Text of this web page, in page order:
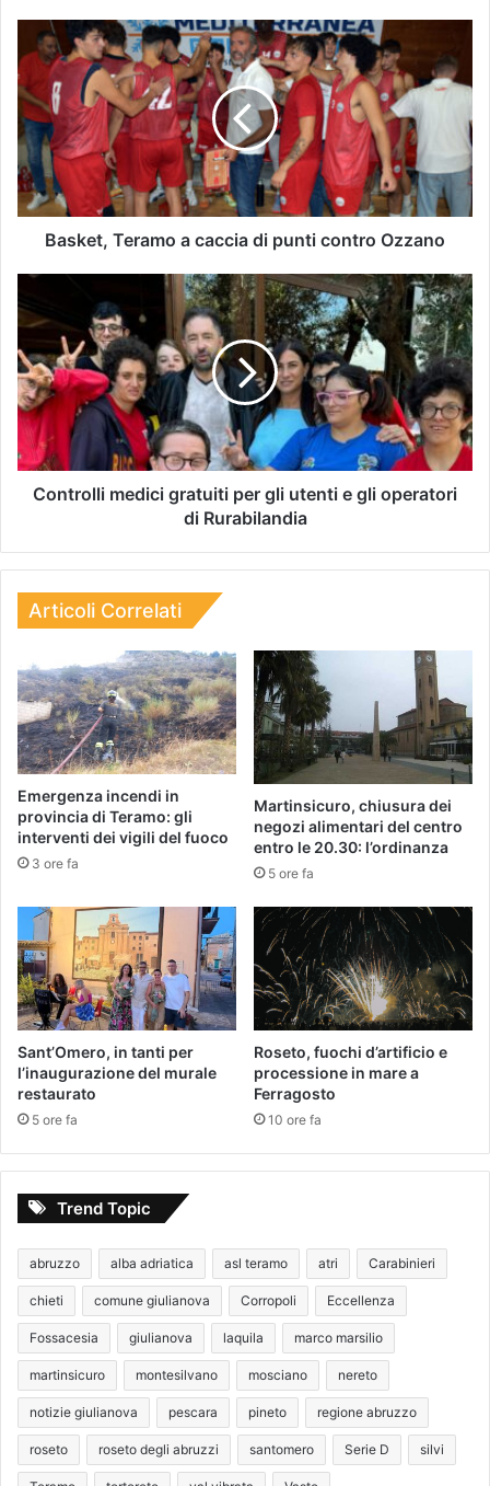
Basket, Teramo a caccia di punti contro Ozzano
Controlli medici gratuiti per gli utenti e gli operatori
di Rurabilandia
Articoli Correlati
Emergenza incendi in
provincia di Teramo: gli
interventi dei vigili del fuoco
3 ore fa
Martinsicuro, chiusura dei
negozi alimentari del centro
entro le 20.30: l’ordinanza
5 ore fa
Sant’Omero, in tanti per
l’inaugurazione del murale
restaurato
5 ore fa
Roseto, fuochi d’artificio e
processione in mare a
Ferragosto
10 ore fa
Trend Topic
abruzzo alba adriatica asl teramo atri Carabinieri
chieti comune giulianova Corropoli Eccellenza
Fossacesia giulianova laquila marco marsilio
martinsicuro montesilvano mosciano nereto
notizie giulianova pescara pineto regione abruzzo
roseto roseto degli abruzzi santomero Serie D silvi